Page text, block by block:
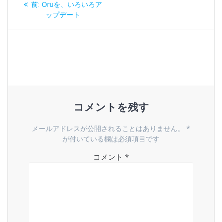
前: 過
去
Oruを、いろいろア
ップデート
コメントを残す
メールアドレスが公開されることはありません。
*
が付いている欄は必須項目です
コメント *